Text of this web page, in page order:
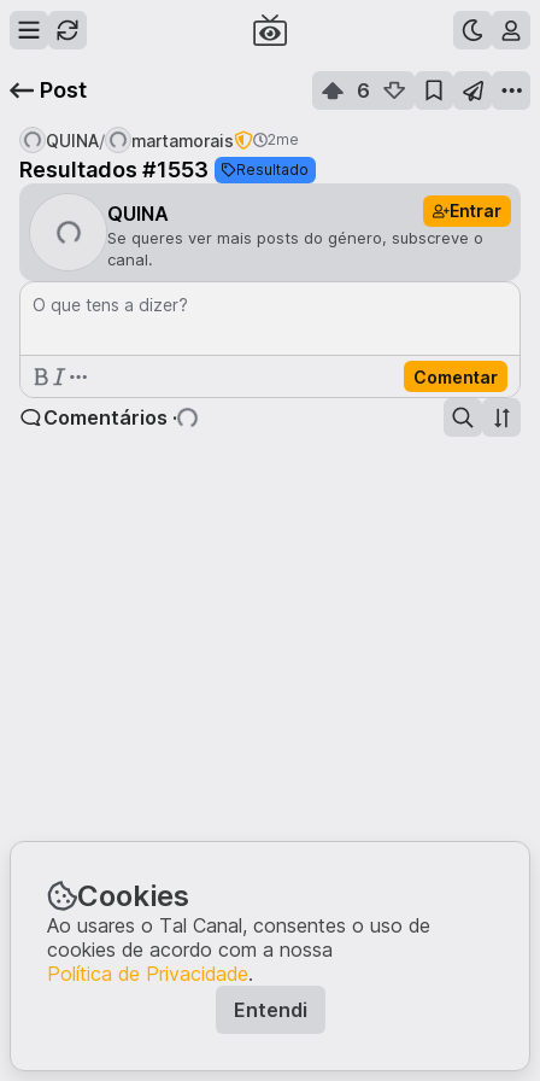
Post 6
QUINA/ martamorais 2me
Resultados #1553 Resultado
QUINA Entrar
Se queres ver mais posts do género, subscreve o
canal.
O que tens a dizer?
Comentar
Comentários ·
Cookies
Ao usares o Tal Canal, consentes o uso de
cookies de acordo com a nossa
Política de Privacidade.
Entendi